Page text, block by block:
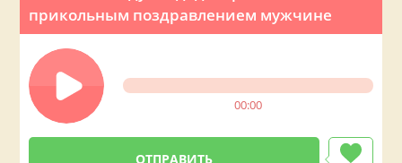
прикольным поздравлением мужчине
00:00